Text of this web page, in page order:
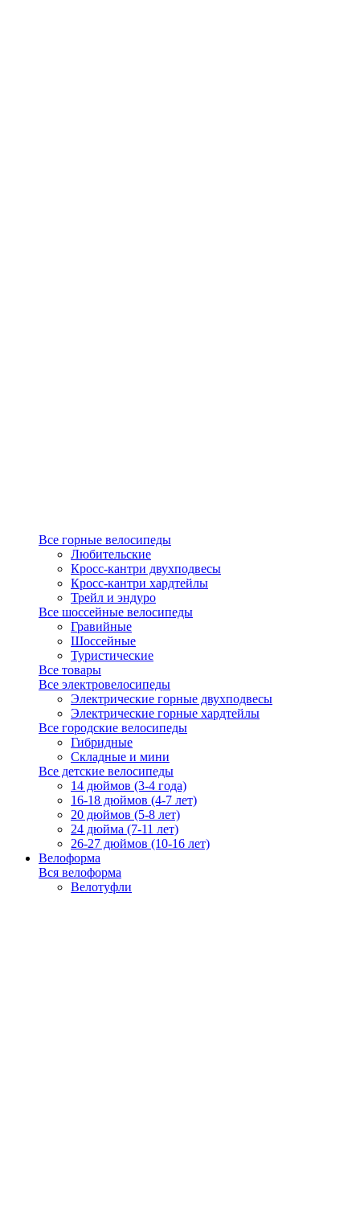
Все горные велосипеды
Любительские
Кросс-кантри двухподвесы
Кросс-кантри хардтейлы
Трейл и эндуро
Все шоссейные велосипеды
Гравийные
Шоссейные
Туристические
Все товары
Все электровелосипеды
Электрические горные двухподвесы
Электрические горные хардтейлы
Все городские велосипеды
Гибридные
Складные и мини
Все детские велосипеды
14 дюймов (3-4 года)
16-18 дюймов (4-7 лет)
20 дюймов (5-8 лет)
24 дюйма (7-11 лет)
26-27 дюймов (10-16 лет)
Велоформа
Вся велоформа
Велотуфли